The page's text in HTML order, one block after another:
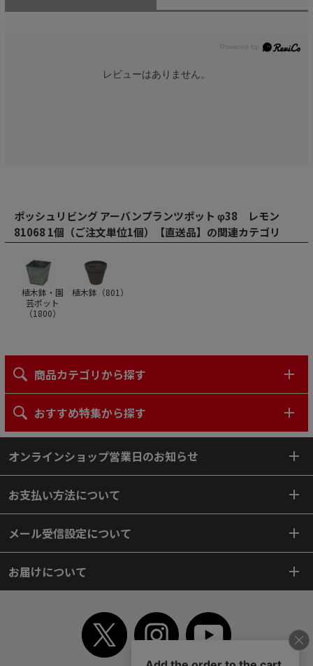
レビューはありません。
ポッシュリビング アーバンプランツポット φ38 レモン
81068 1個（ご注文単位1個）【直送品】の関連カテゴリ
植木鉢・園
芸ポット
（1800）
植木鉢（801）
商品カテゴリから探す
おすすめ特集から探す
オンラインショップ営業日のお知らせ
お支払い方法について
メール受信設定について
お届けについて